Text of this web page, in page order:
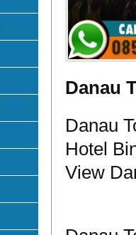
Danau
Danau
Hotel
View